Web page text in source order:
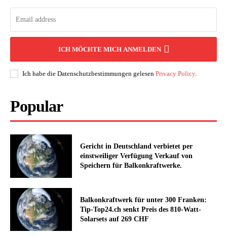
ICH MÖCHTE MICH ANMELDEN
Ich habe die Datenschutzbestimmungen gelesen Privacy Policy.
Popular
Gericht in Deutschland verbietet per
einstweiliger Verfügung Verkauf von
Speichern für Balkonkraftwerke.
Balkonkraftwerk für unter 300 Franken:
Tip-Top24.ch senkt Preis des 810-Watt-
Solarsets auf 269 CHF